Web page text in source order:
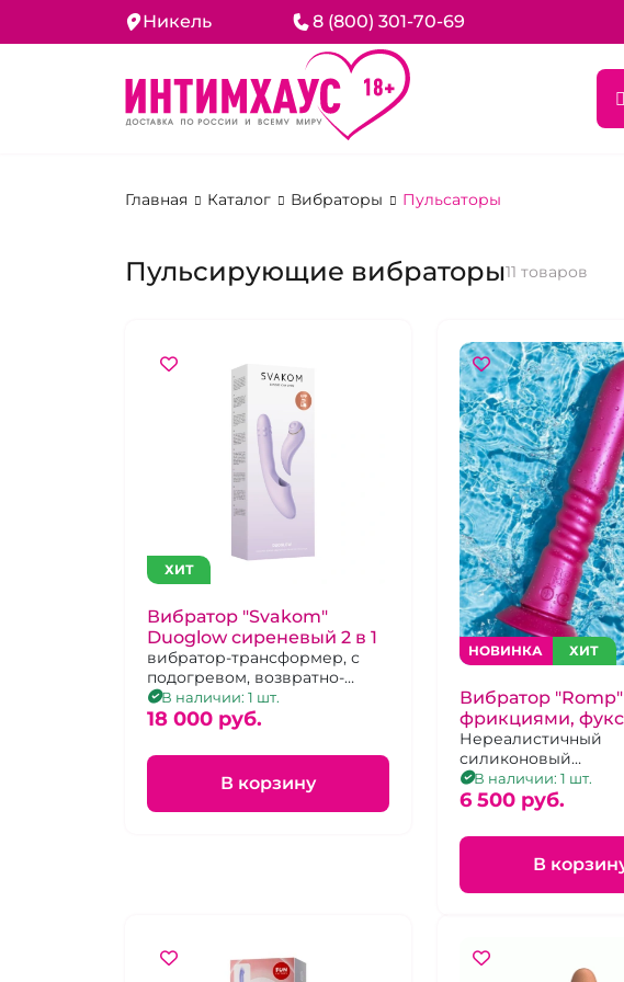
Никель 8 (800) 301-70-69
Главная Каталог Вибраторы Пульсаторы
Пульсирующие вибраторы11 товаров
ХИТ
Вибратор "Svakom"
Duoglow сиреневый 2 в 1
вибратор-трансформер, с
подогревом, возвратно-
поступательными
движениями и ротацией
В наличии: 1 шт.
18 000 pуб.
В корзину
НОВИНКА ХИТ
Вибратор
фрикциями,
Нереалистичный
силиконовый
вибростимулятор с
поступательными
движениями и
на присоске
В наличии: 1 шт.
6 500 pуб.
В